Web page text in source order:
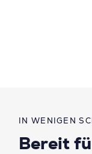
IN WENIGEN
Bereit